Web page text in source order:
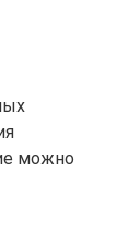
можно